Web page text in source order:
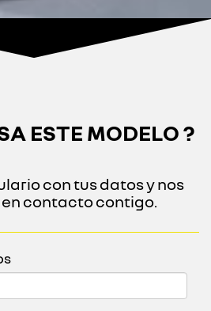
ESTE MODELO ?
con tus datos y nos
contacto contigo.